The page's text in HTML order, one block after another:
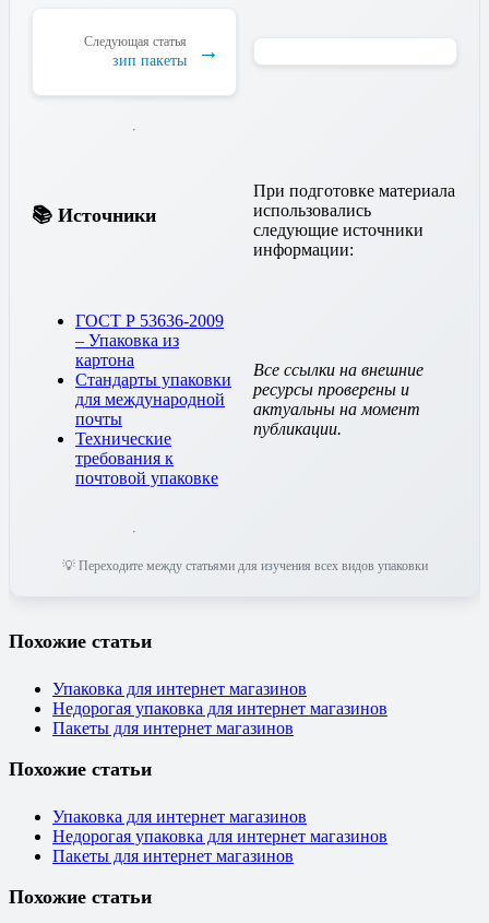
Следующая статья
зип пакеты →
📚 Источники
При подготовке материала
использовались
следующие источники
информации:
ГОСТ Р 53636-2009
– Упаковка из
картона
Стандарты упаковки
для международной
почты
Технические
требования к
почтовой упаковке
Все ссылки на внешние
ресурсы проверены и
актуальны на момент
публикации.
💡 Переходите между статьями для изучения всех видов упаковки
Похожие статьи
Упаковка для интернет магазинов
Недорогая упаковка для интернет магазинов
Пакеты для интернет магазинов
Похожие статьи
Упаковка для интернет магазинов
Недорогая упаковка для интернет магазинов
Пакеты для интернет магазинов
Похожие статьи